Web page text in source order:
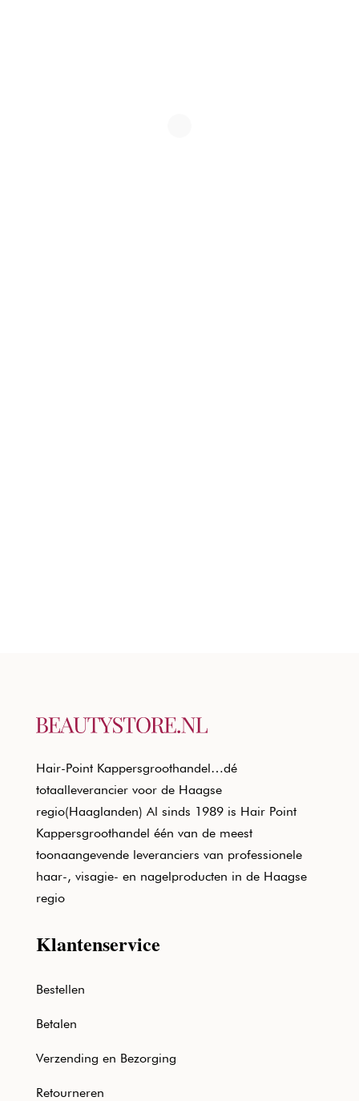
Hair-Point Kappersgroothandel…dé
totaalleverancier voor de Haagse
regio(Haaglanden) Al sinds 1989 is Hair Point
Kappersgroothandel één van de meest
toonaangevende leveranciers van professionele
haar-, visagie- en nagelproducten in de Haagse
regio
Klantenservice
Bestellen
Betalen
Verzending en Bezorging
Retourneren